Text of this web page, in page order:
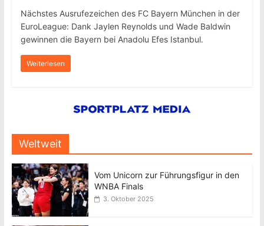
Nächstes Ausrufezeichen des FC Bayern München in der
EuroLeague: Dank Jaylen Reynolds und Wade Baldwin
gewinnen die Bayern bei Anadolu Efes Istanbul.
Weiterlesen
Weltweit
Vom Unicorn zur Führungsfigur in den
WNBA Finals
3. Oktober 2025